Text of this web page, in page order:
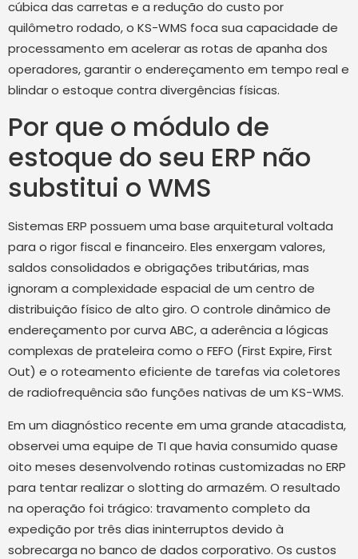
cúbica das carretas e a redução do custo por
quilômetro rodado, o KS-WMS foca sua capacidade de
processamento em acelerar as rotas de apanha dos
operadores, garantir o endereçamento em tempo real e
blindar o estoque contra divergências físicas.
Por que o módulo de
estoque do seu ERP não
substitui o WMS
Sistemas ERP possuem uma base arquitetural voltada
para o rigor fiscal e financeiro. Eles enxergam valores,
saldos consolidados e obrigações tributárias, mas
ignoram a complexidade espacial de um centro de
distribuição físico de alto giro. O controle dinâmico de
endereçamento por curva ABC, a aderência a lógicas
complexas de prateleira como o FEFO (First Expire, First
Out) e o roteamento eficiente de tarefas via coletores
de radiofrequência são funções nativas de um KS-WMS.
Em um diagnóstico recente em uma grande atacadista,
observei uma equipe de TI que havia consumido quase
oito meses desenvolvendo rotinas customizadas no ERP
para tentar realizar o slotting do armazém. O resultado
na operação foi trágico: travamento completo da
expedição por três dias ininterruptos devido à
sobrecarga no banco de dados corporativo. Os custos